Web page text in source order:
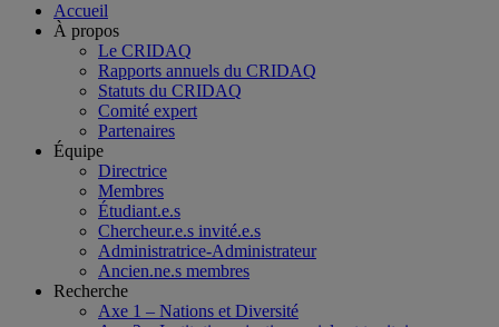
Accueil
À propos
Le CRIDAQ
Rapports annuels du CRIDAQ
Statuts du CRIDAQ
Comité expert
Partenaires
Équipe
Directrice
Membres
Étudiant.e.s
Chercheur.e.s invité.e.s
Administratrice-Administrateur
Ancien.ne.s membres
Recherche
Axe 1 – Nations et Diversité